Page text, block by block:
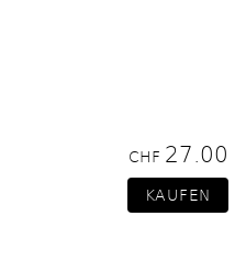
CHF 27.00